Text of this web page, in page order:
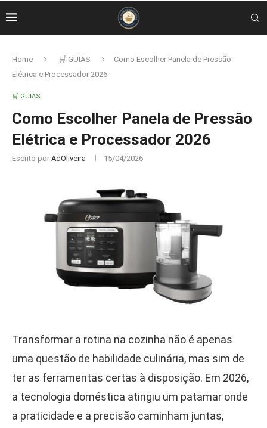
Home 🛒 GUIAS
Como Escolher Panela de Pressão
Elétrica e Processador 2026
🛒 GUIAS
Como Escolher Panela de Pressão
Elétrica e Processador 2026
Escrito por AdOliveira 15/04/2026
Transformar a rotina na cozinha não é apenas
uma questão de habilidade culinária, mas sim de
ter as ferramentas certas à disposição. Em 2026,
a tecnologia doméstica atingiu um patamar onde
a praticidade e a precisão caminham juntas,